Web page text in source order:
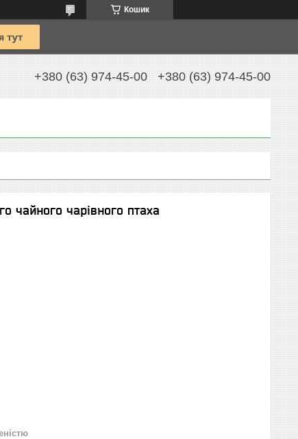
Кошик
+380 (63) 974-45-00 +380 (63) 974-45-00
чайного чарівного птаха